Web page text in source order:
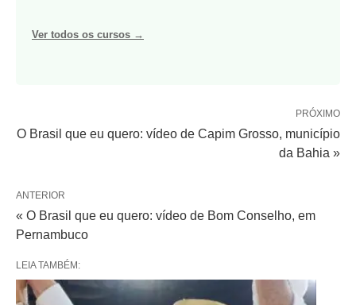
Ver todos os cursos →
PRÓXIMO
O Brasil que eu quero: vídeo de Capim Grosso, município
da Bahia »
ANTERIOR
« O Brasil que eu quero: vídeo de Bom Conselho, em
Pernambuco
LEIA TAMBÉM: